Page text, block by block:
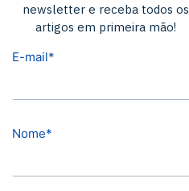
newsletter e receba todos os
artigos em primeira mão!
E-mail*
Nome*